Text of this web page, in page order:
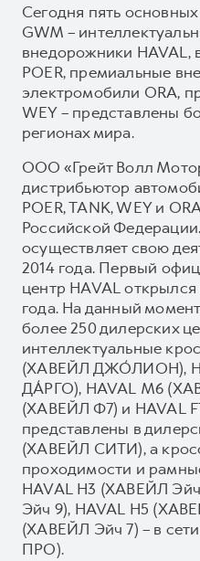
Сегодня пять
GWM –
внедорожники HAVAL,
POER, премиальные
электромобили ORA,
WEY – представлены
регионах мира.
ООО «Грейт Волл
дистрибьютор
POER, TANK, WEY и
Российской
осуществляет свою
2014 года. Первый
центр HAVAL
года. На данный
более 250 дилерских
интеллектуальные
(ХАВЕЙЛ ДЖО́ЛИОН),
ДА́РГО), HAVAL М6
(ХАВЕЙЛ Ф7) и HAVAL
представлены в
(ХАВЕЙЛ СИТИ), а
проходимости и
HAVAL H3 (ХАВЕЙЛ
Эйч 9), HAVAL H5
(ХАВЕЙЛ Эйч 7) – в
ПРО).